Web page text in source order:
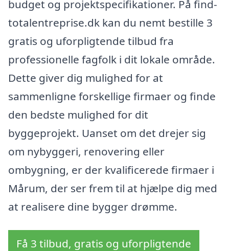
budget og projektspecifikationer. På find-
totalentreprise.dk kan du nemt bestille 3
gratis og uforpligtende tilbud fra
professionelle fagfolk i dit lokale område.
Dette giver dig mulighed for at
sammenligne forskellige firmaer og finde
den bedste mulighed for dit
byggeprojekt. Uanset om det drejer sig
om nybyggeri, renovering eller
ombygning, er der kvalificerede firmaer i
Mårum, der ser frem til at hjælpe dig med
at realisere dine bygger drømme.
Få 3 tilbud, gratis og uforpligtende